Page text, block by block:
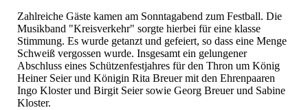
Zahlreiche Gäste kamen am Sonntagabend zum Festball. Die
Musikband "Kreisverkehr" sorgte hierbei für eine klasse
Stimmung. Es wurde getanzt und gefeiert, so dass eine Menge
Schweiß vergossen wurde. Insgesamt ein gelungener
Abschluss eines Schützenfestjahres für den Thron um König
Heiner Seier und Königin Rita Breuer mit den Ehrenpaaren
Ingo Kloster und Birgit Seier sowie Georg Breuer und Sabine
Kloster.